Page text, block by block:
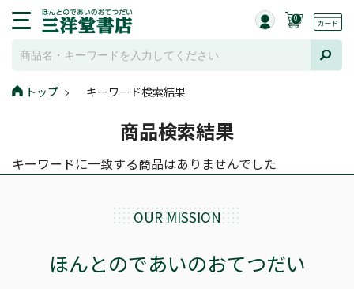
0
トップ キーワード検索結果
商品検索結果
キーワードに一致する商品はありませんでした
OUR MISSION
ほんとのであいのおてつだい